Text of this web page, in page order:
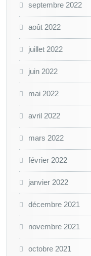
septembre 2022
août 2022
juillet 2022
juin 2022
mai 2022
avril 2022
mars 2022
février 2022
janvier 2022
décembre 2021
novembre 2021
octobre 2021